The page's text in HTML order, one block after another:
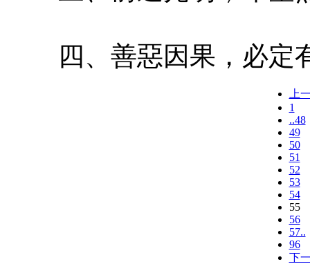
四、善惡因果，必定
上
1
..48
49
50
51
52
53
54
55
56
57..
96
下